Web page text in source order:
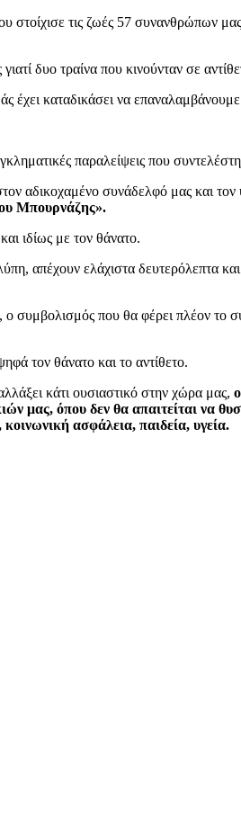
τις ζωές 57 συνανθρώπων μας
δυο τραίνα που κινούνταν σε
καταδικάσει να
παραλείψεις που
αδικοχαμένο συνάδελφό μας και τον
Μπουρνάζης».
ιδίως με τον θάνατο.
απέχουν ελάχιστα δευτερόλεπτα
ο συμβολισμός που θα φέρει πλέον
τον θάνατο και το αντίθετο.
κάτι ουσιαστικό στην χώρα μας,
μας, όπου δεν θα απαιτείται να
ασφάλεια, παιδεία, υγεία.